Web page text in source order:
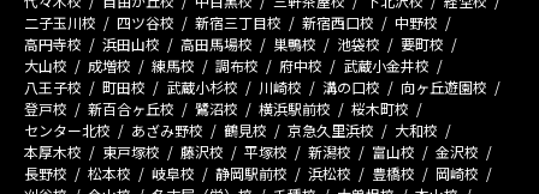
二子玉川校
四ツ谷校 新宿三丁目校 新宿西口校
中野校
高円寺校
浜田山校 高田馬場校 巣鴨校 池袋校
要町校
大山校
成増校 練馬校 調布校 府中校
武蔵小金井校
八王子校
町田校 武蔵小杉校 川崎校 溝の口校
向ヶ丘遊園校
登戸校
新百合ヶ丘校 鷺沼校 横浜駅前校
桜木町校
センター北校
あざみ野校 鶴見校 京急久里浜校
大和校
本厚木校
東戸塚校 藤沢校 平塚校 新潟校 富山校
金沢校
長野校
松本校 岐阜校 静岡駅前校 浜松校 豊橋校
岡崎校